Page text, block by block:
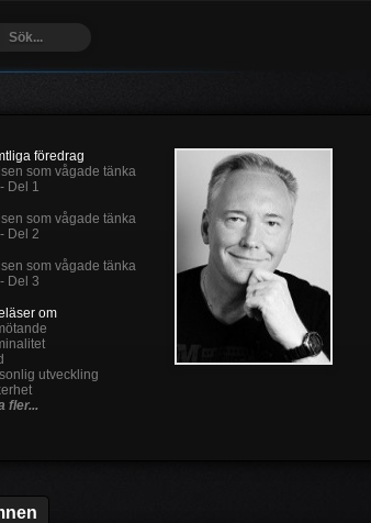
föredrag
som vågade tänka
Del 1
som vågade tänka
Del 2
som vågade tänka
Del 3
om
utveckling
fler...